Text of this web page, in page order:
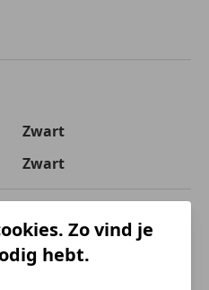
Zwart
Zwart
special
Zo vind je
hebt.